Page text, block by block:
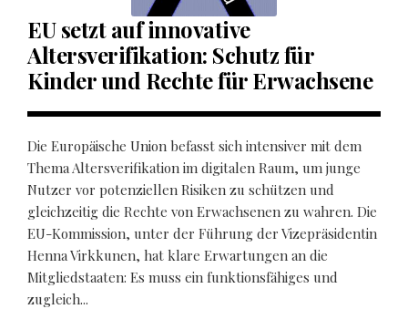
EU setzt auf innovative
Altersverifikation: Schutz für
Kinder und Rechte für Erwachsene
Die Europäische Union befasst sich intensiver mit dem
Thema Altersverifikation im digitalen Raum, um junge
Nutzer vor potenziellen Risiken zu schützen und
gleichzeitig die Rechte von Erwachsenen zu wahren. Die
EU-Kommission, unter der Führung der Vizepräsidentin
Henna Virkkunen, hat klare Erwartungen an die
Mitgliedstaaten: Es muss ein funktionsfähiges und
zugleich...